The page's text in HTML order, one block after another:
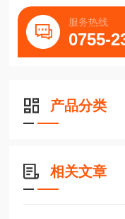
服务热线
0755-
产品分类
相关文章